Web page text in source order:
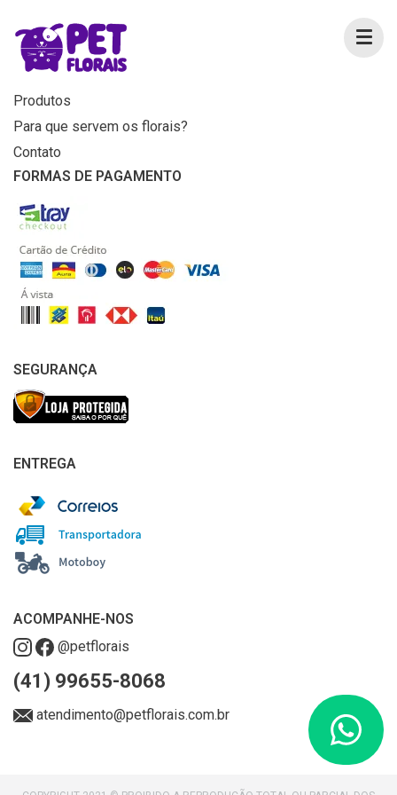
MENU
Home
Produtos
Para que servem os florais?
Contato
FORMAS DE PAGAMENTO
SEGURANÇA
ENTREGA
ACOMPANHE-NOS
@petflorais
(41) 99655-8068
atendimento@petflorais.com.br